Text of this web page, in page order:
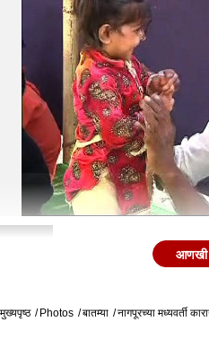
आणखी
मुख्यपृष्ठ Photos बातम्या नागपूरच्या मध्यवर्ती